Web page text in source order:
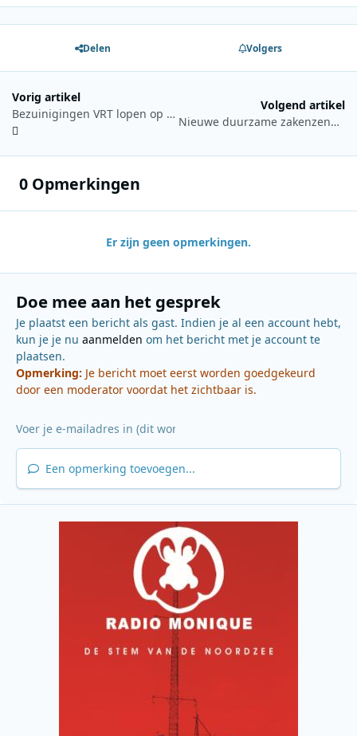
Delen Volgers
Vorig artikel
Bezuinigingen VRT lopen op tot 39 miljoen in 2019
Volgend artikel
Nieuwe duurzame zakenzender op komst
0 Opmerkingen
Er zijn geen opmerkingen.
Doe mee aan het gesprek
Je plaatst een bericht als gast. Indien je al een account hebt,
kun je je nu aanmelden om het bericht met je account te
plaatsen.
Opmerking: Je bericht moet eerst worden goedgekeurd
door een moderator voordat het zichtbaar is.
Een opmerking toevoegen...